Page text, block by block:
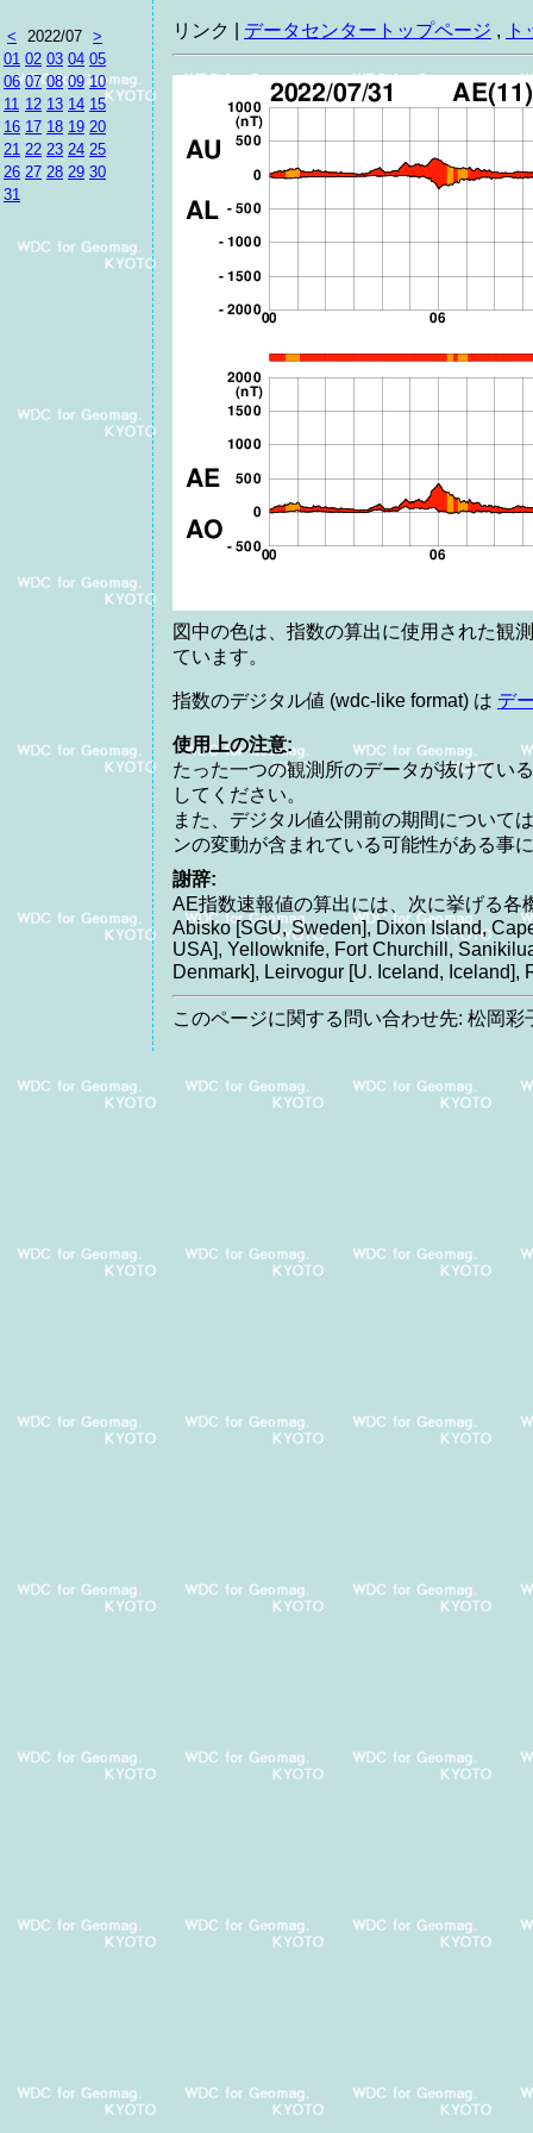
< 2022/07 >
01 02 03 04 05
06 07 08 09 10
11 12 13 14 15
16 17 18 19 20
21 22 23 24 25
26 27 28 29 30
31
リンク | データセンタートップページ ,
図中の色は、指数の算出に使用された観
ています。
指数のデジタル値 (wdc-like format) は デ
使用上の注意:
たった一つの観測所のデータが抜けてい
してください。
また、デジタル値公開前の期間について
ンの変動が含まれている可能性がある事
謝辞:
AE指数速報値の算出には、次に挙げる
Abisko [SGU, Sweden], Dixon Island,
USA], Yellowknife, Fort Churchill,
Denmark], Leirvogur [U. Iceland, Iceland],
このページに関する問い合わせ先: 松岡彩